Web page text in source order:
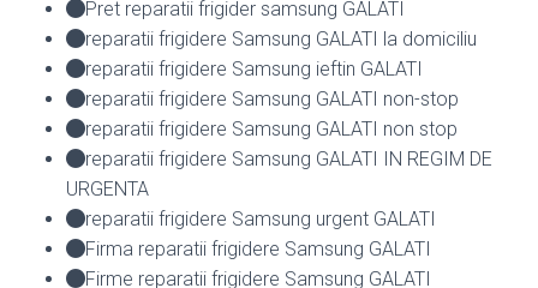
Pret reparatii frigider samsung GALATI
reparatii frigidere Samsung GALATI la domiciliu
reparatii frigidere Samsung ieftin GALATI
reparatii frigidere Samsung GALATI non-stop
reparatii frigidere Samsung GALATI non stop
reparatii frigidere Samsung GALATI IN REGIM DE
URGENTA
reparatii frigidere Samsung urgent GALATI
Firma reparatii frigidere Samsung GALATI
Firme reparatii frigidere Samsung GALATI